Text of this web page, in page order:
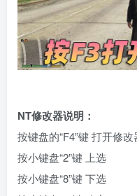
NT修改器说明：
按键盘的“F4”键 打开修
按小键盘“2”键 上选
按小键盘“8”键 下选